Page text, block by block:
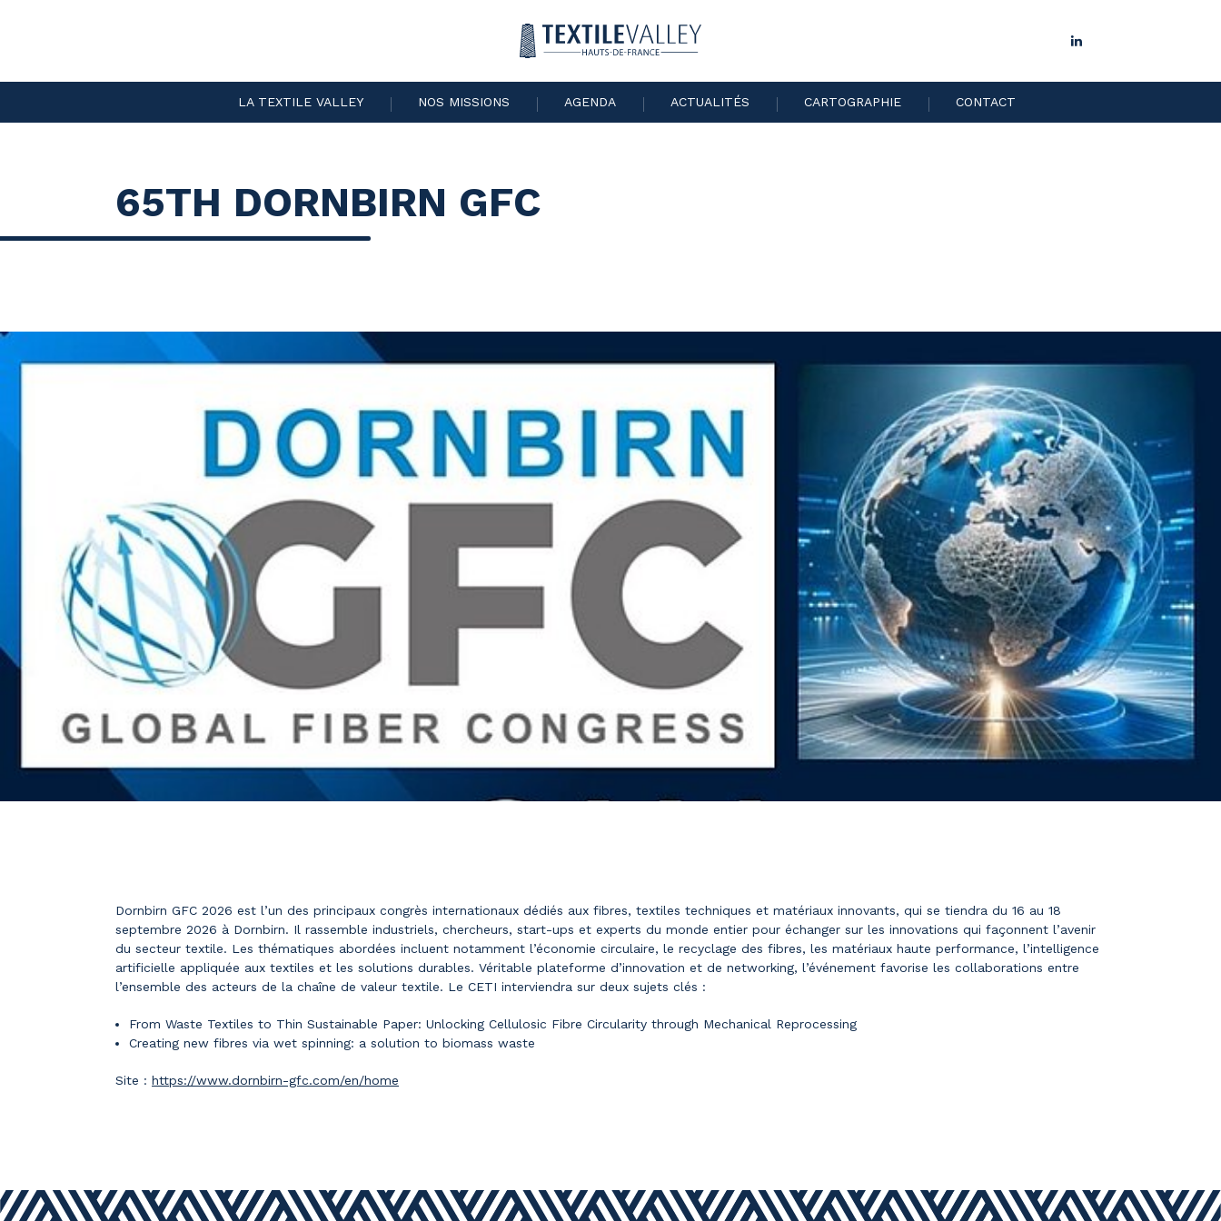
LA TEXTILE VALLEY NOS MISSIONS AGENDA ACTUALITÉS CARTOGRAPHIE CONTACT
LinkedIn
65TH DORNBIRN GFC
Dornbirn GFC 2026 est l’un des principaux congrès internationaux dédiés aux fibres, textiles techniques et matériaux innovants, qui se tiendra du 16 au 18
septembre 2026 à Dornbirn. Il rassemble industriels, chercheurs, start-ups et experts du monde entier pour échanger sur les innovations qui façonnent l’avenir
du secteur textile. Les thématiques abordées incluent notamment l’économie circulaire, le recyclage des fibres, les matériaux haute performance, l’intelligence
artificielle appliquée aux textiles et les solutions durables. Véritable plateforme d’innovation et de networking, l’événement favorise les collaborations entre
l’ensemble des acteurs de la chaîne de valeur textile. Le CETI interviendra sur deux sujets clés :
From Waste Textiles to Thin Sustainable Paper: Unlocking Cellulosic Fibre Circularity through Mechanical Reprocessing
Creating new fibres via wet spinning: a solution to biomass waste
Site : https://www.dornbirn-gfc.com/en/home